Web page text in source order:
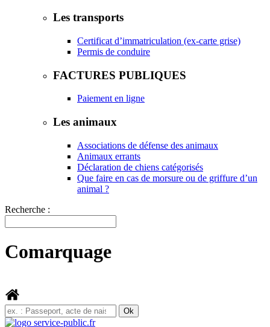
Les transports
Certificat d’immatriculation (ex-carte grise)
Permis de conduire
FACTURES PUBLIQUES
Paiement en ligne
Les animaux
Associations de défense des animaux
Animaux errants
Déclaration de chiens catégorisés
Que faire en cas de morsure ou de griffure d’un
animal ?
Recherche :
Comarquage